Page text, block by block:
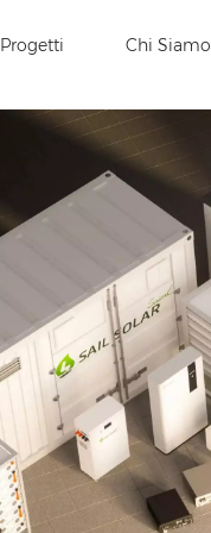
Progetti Chi Siamo